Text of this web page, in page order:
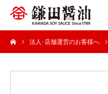
法人･店舗運営のお客様へ